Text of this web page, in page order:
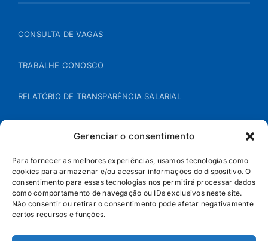
Gerenciar o consentimento
Para fornecer as melhores experiências, usamos tecnologias como
cookies para armazenar e/ou acessar informações do dispositivo. O
consentimento para essas tecnologias nos permitirá processar dados
como comportamento de navegação ou IDs exclusivos neste site.
Não consentir ou retirar o consentimento pode afetar negativamente
certos recursos e funções.
CONSULTA DE VAGAS
TRABALHE CONOSCO
RELATÓRIO DE TRANSPARÊNCIA SALARIAL
POLÍTICA DE COOKIES
POLÍTICA DE PRIVACIDADE